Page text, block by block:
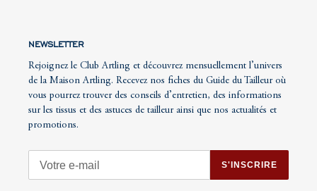
NEWSLETTER
Rejoignez le Club Artling et découvrez mensuellement l’univers
de la Maison Artling. Recevez nos fiches du Guide du Tailleur où
vous pourrez trouver des conseils d’entretien, des informations
sur les tissus et des astuces de tailleur ainsi que nos actualités et
promotions.
S'INSCRIRE